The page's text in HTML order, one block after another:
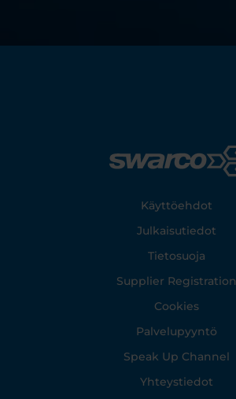
Käyttöehdot
Julkaisutiedot
Tietosuoja
Supplier Registration
Cookies
Palvelupyyntö
Speak Up Channel
Yhteystiedot